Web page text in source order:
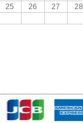
25 26 27 28